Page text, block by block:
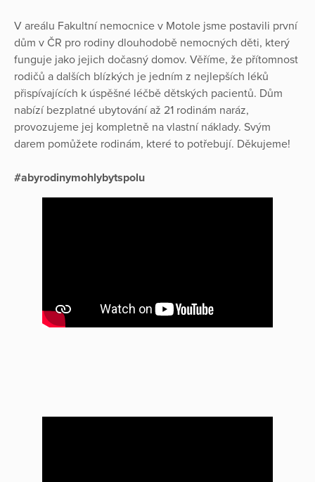
V areálu Fakultní nemocnice v Motole jsme postavili první
dům v ČR pro rodiny dlouhodobě nemocných děti, který
funguje jako jejich dočasný domov. Věříme, že přítomnost
rodičů a dalších blízkých je jedním z nejlepších léků
přispívajících k úspěšné léčbě dětských pacientů. Dům
nabízí bezplatné ubytování až 21 rodinám naráz,
provozujeme jej kompletně na vlastní náklady. Svým
darem pomůžete rodinám, které to potřebují. Děkujeme!
#abyrodinymohlybytspolu